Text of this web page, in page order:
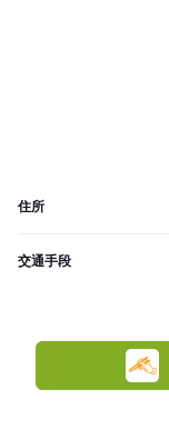
住所
交通手段